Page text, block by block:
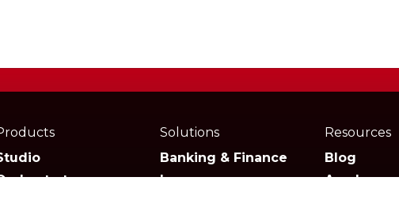
Solutions
Banking & Finance
Insurance
Resources
Blog
Academy